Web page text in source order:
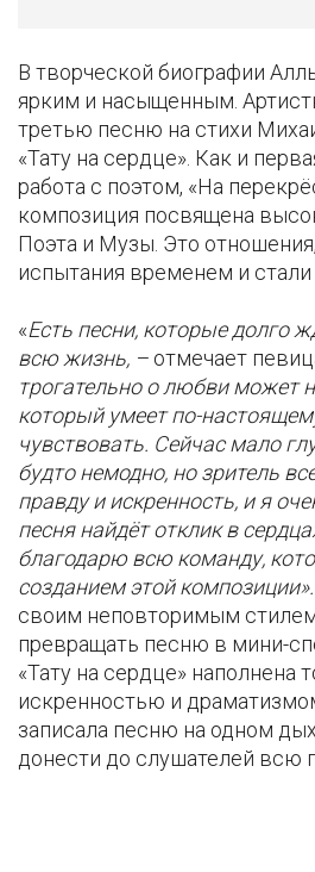
В творческой биографии
ярким и насыщенным.
третью песню на стихи
«Тату на сердце». Как и
работа с поэтом, «На
композиция посвящена
Поэта и Музы. Это
испытания временем и стали
«Есть песни, которые долго
всю жизнь, – отмечает
трогательно о любви может
который умеет по-
чувствовать. Сейчас мало
будто немодно, но зритель
правду и искренность, и я
песня найдёт отклик в
благодарю всю команду,
созданием этой композиции».
своим неповторимым
превращать песню в мини-
«Тату на сердце» наполнена
искренностью и
записала песню на одном
донести до слушателей всю